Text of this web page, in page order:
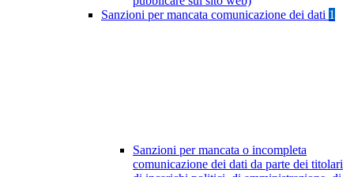
Sanzioni per mancata comunicazione dei dati 1
Sanzioni per mancata o incompleta
comunicazione dei dati da parte dei titolari